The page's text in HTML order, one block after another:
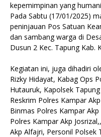
kepemimpinan yang
Pada Sabtu (17/01/2025)
peninjauan Pos Satuan
dan sambang warga di
Dusun 2 Kec. Tapung Kab.
Kegiatan ini, juga dihadiri
Rizky Hidayat, Kabag Ops
Hutauruk, Kapolsek
Reskrim Polres Kampar
Binmas Polres Kampar
Polres Kampar Akp
Akp Alfajri, Personil Polsek